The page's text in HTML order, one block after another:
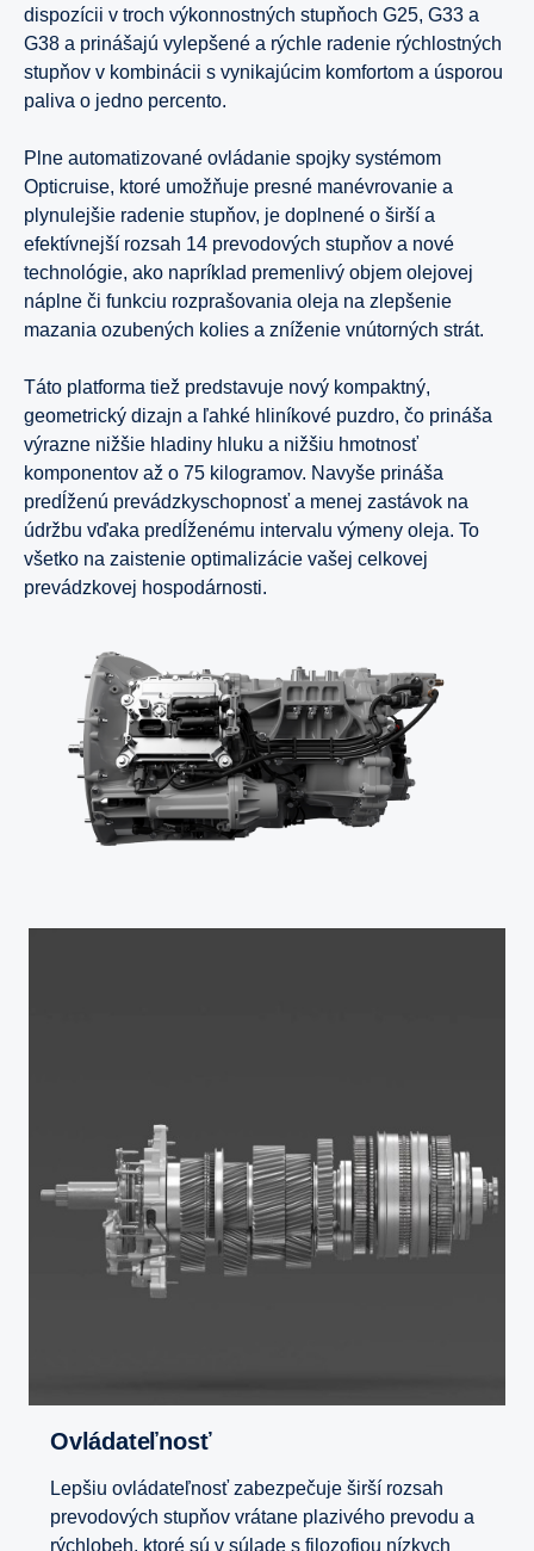
dispozícii v troch výkonnostných stupňoch G25, G33 a
G38 a prinášajú vylepšené a rýchle radenie rýchlostných
stupňov v kombinácii s vynikajúcim komfortom a úsporou
paliva o jedno percento.
Plne automatizované ovládanie spojky systémom
Opticruise, ktoré umožňuje presné manévrovanie a
plynulejšie radenie stupňov, je doplnené o širší a
efektívnejší rozsah 14 prevodových stupňov a nové
technológie, ako napríklad premenlivý objem olejovej
náplne či funkciu rozprašovania oleja na zlepšenie
mazania ozubených kolies a zníženie vnútorných strát.
Táto platforma tiež predstavuje nový kompaktný,
geometrický dizajn a ľahké hliníkové puzdro, čo prináša
výrazne nižšie hladiny hluku a nižšiu hmotnosť
komponentov až o 75 kilogramov. Navyše prináša
predĺženú prevádzkyschopnosť a menej zastávok na
údržbu vďaka predĺženému intervalu výmeny oleja. To
všetko na zaistenie optimalizácie vašej celkovej
prevádzkovej hospodárnosti.
Ovládateľnosť
Lepšiu ovládateľnosť zabezpečuje širší rozsah
prevodových stupňov vrátane plazivého prevodu a
rýchlobeh, ktoré sú v súlade s filozofiou nízkych